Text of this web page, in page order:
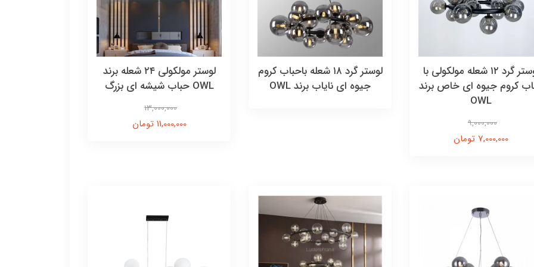
لوستر گرد ۱۲ شعله مولکولی با
کروم جیوه ای خاص برند
OWL
9,000,000
7,000,000 تومان
لوستر گرد ۱۸ شعله باحباب کروم
جیوه ای نایاب برند OWL
لوستر مولکولی ۲۴ شعله برند
OWL حباب شیشه ای بزرگ
13,000,000
11,000,000 تومان